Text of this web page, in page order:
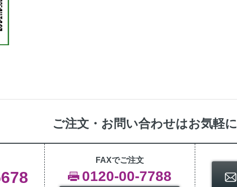
ご注文・お問い合わせはお気軽に
FAXでご注文
0120-00-7788